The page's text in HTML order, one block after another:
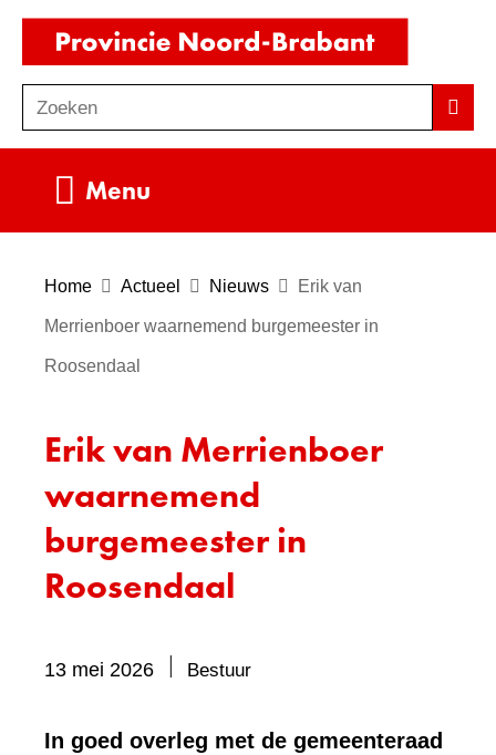
Ga
de
inhoud
o
e
Zoeken
Menu
Home Actueel Nieuws Erik van
Merrienboer waarnemend burgemeester in
Roosendaal
Erik van Merrienboer
waarnemend
burgemeester in
Roosendaal
13 mei 2026 BestuurBevat
element:
In goed overleg met de gemeenteraad